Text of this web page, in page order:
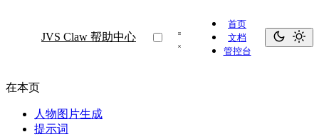
JVS Claw 帮助中心
首页
文档
管控台
在本页
人物图片生成
提示词